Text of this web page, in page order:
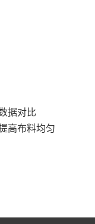
据对比
高布料均匀